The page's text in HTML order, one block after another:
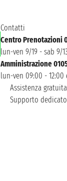
Contatti
Centro Prenotazioni
lun-ven 9/19 - sab 9/
Amministrazione
lun-ven 09:00 - 12:00
Assistenza gratuita
Supporto dedicato